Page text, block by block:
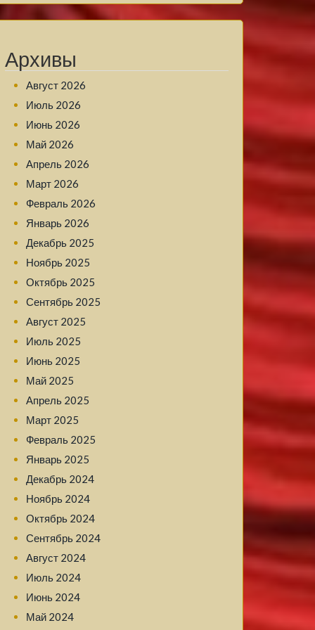
Архивы
Август 2026
Июль 2026
Июнь 2026
Май 2026
Апрель 2026
Март 2026
Февраль 2026
Январь 2026
Декабрь 2025
Ноябрь 2025
Октябрь 2025
Сентябрь 2025
Август 2025
Июль 2025
Июнь 2025
Май 2025
Апрель 2025
Март 2025
Февраль 2025
Январь 2025
Декабрь 2024
Ноябрь 2024
Октябрь 2024
Сентябрь 2024
Август 2024
Июль 2024
Июнь 2024
Май 2024